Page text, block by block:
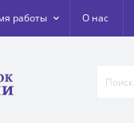
работы О нас